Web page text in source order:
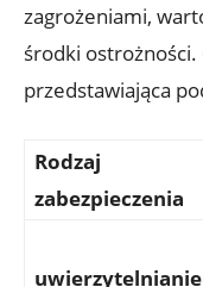
zagrożeniami,
‌środki‍
przedstawiająca
Rodzaj
zabezpieczenia
uwierzytelnianie